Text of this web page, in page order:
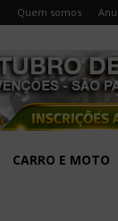
Quem somos
CARRO E MOTO